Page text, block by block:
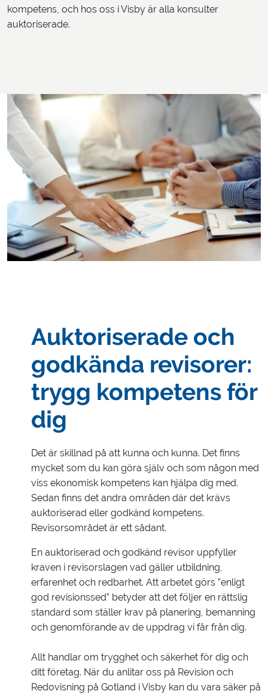
kompetens, och hos oss i Visby är alla konsulter
auktoriserade.
Auktoriserade och
godkända revisorer:
trygg kompetens för
dig
Det är skillnad på att kunna och kunna. Det finns
mycket som du kan göra själv och som någon med
viss ekonomisk kompetens kan hjälpa dig med.
Sedan finns det andra områden där det krävs
auktoriserad eller godkänd kompetens.
Revisorsområdet är ett sådant.
En auktoriserad och godkänd revisor uppfyller
kraven i revisorslagen vad gäller utbildning,
erfarenhet och redbarhet. Att arbetet görs ”enligt
god revisionssed” betyder att det följer en rättslig
standard som ställer krav på planering, bemanning
och genomförande av de uppdrag vi får från dig.
Allt handlar om trygghet och säkerhet för dig och
ditt företag. När du anlitar oss på Revision och
Redovisning på Gotland i Visby kan du vara säker på